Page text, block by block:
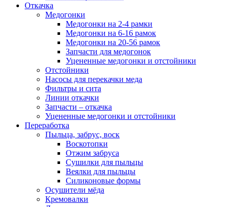
Откачка
Медогонки
Медогонки на 2-4 рамки
Медогонки на 6-16 рамок
Медогонки на 20-56 рамок
Запчасти для медогонок
Уцененные медогонки и отстойники
Отстойники
Насосы для перекачки меда
Фильтры и сита
Линии откачки
Запчасти – откачка
Уцененные медогонки и отстойники
Переработка
Пыльца, забрус, воск
Воскотопки
Отжим забруса
Сушилки для пыльцы
Веялки для пыльцы
Силиконовые формы
Осушители мёда
Кремовалки